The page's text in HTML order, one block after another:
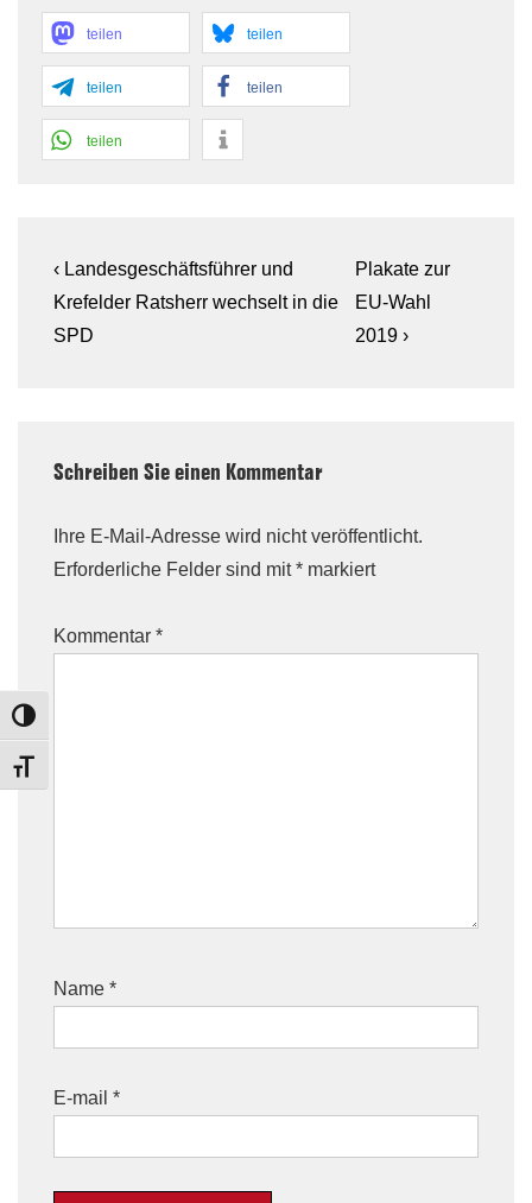
TOGGLE HIGH CONTRAST
TOGGLE FONT SIZE
teilen teilen
teilen teilen
teilen
Beitragsnavigation
Previous
Post
is
‹ Landesgeschäftsführer und
Krefelder Ratsherr wechselt in die
SPD
Next
Post
is
Plakate zur
EU-Wahl
2019 ›
Schreiben Sie einen Kommentar
Ihre E-Mail-Adresse wird nicht veröffentlicht.
Erforderliche Felder sind mit* markiert
Kommentar *
Name *
E-mail *